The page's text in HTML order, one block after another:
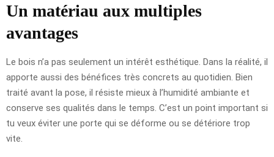
Un matériau aux multiples
avantages
Le bois n’a pas seulement un intérêt esthétique. Dans la réalité, il
apporte aussi des bénéfices très concrets au quotidien. Bien
traité avant la pose, il résiste mieux à l’humidité ambiante et
conserve ses qualités dans le temps. C’est un point important si
tu veux éviter une porte qui se déforme ou se détériore trop
vite.